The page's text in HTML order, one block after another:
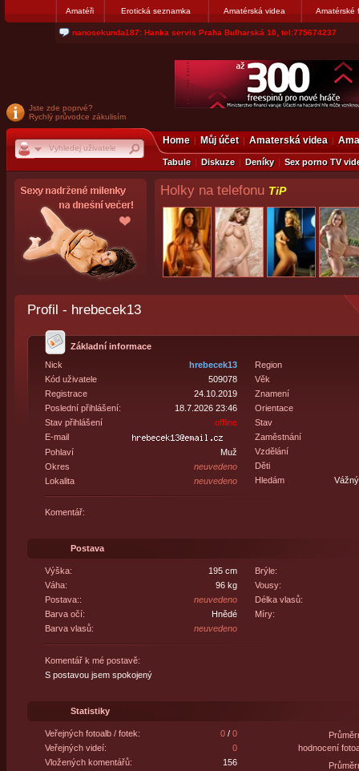
Amatéři Erotická seznamka Amatérská videa Amatérské
nanosekunda187: Hanka servis Praha Bulharská 10, tel:775674237
Jste zde poprvé?
Rychlý průvodce zákulisím
Home Můj účet Amaterská videa
Tabule Diskuze Deníky Sex porno TV
Holky na telefonu TiP
Profil - hrebecek13
Základní informace
Nick
hrebecek13
Kód uživatele
509078
Registrace
24.10.2019
Poslední přihlášení:
18.7.2026 23:46
Stav přihlášení
offline
E-mail
Pohlaví
Muž
Okres
neuvedeno
Lokalita
neuvedeno
Region
Věk
Znamení
Orientace
Stav
Zaměstnání
Vzdělání
Děti
Hledám
Komentář:
Postava
Výška:
195 cm
Váha:
96 kg
Postava::
neuvedeno
Barva očí:
Hnědé
Barva vlasů:
neuvedeno
Brýle:
Vousy:
Délka vlasů:
Míry:
Komentář k mé postavě:
S postavou jsem spokojený
Statistiky
Veřejných fotoalb / fotek: 0/ 0
Veřejných videí:
0
Vložených komentářů:
156
hodnocení